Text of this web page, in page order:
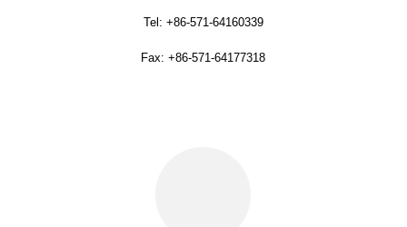
Tel: +86-571-64160339
Fax: +86-571-64177318